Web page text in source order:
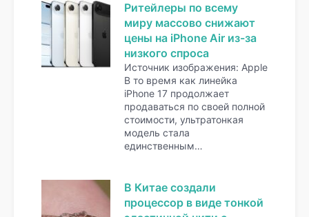
Ритейлеры по всему
миру массово снижают
цены на iPhone Air из-за
низкого спроса
Источник изображения: Apple
В то время как линейка
iPhone 17 продолжает
продаваться по своей полной
стоимости, ультратонкая
модель стала
единственным…
В Китае создали
процессор в виде тонкой